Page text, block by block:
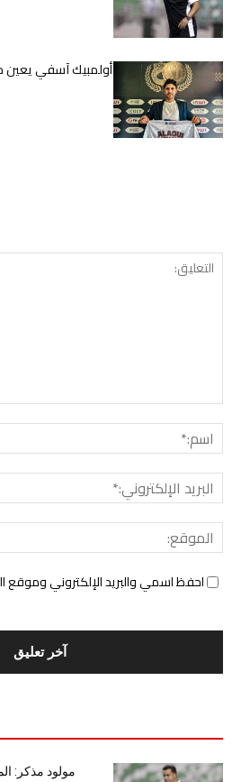
أولمبيك آسفي يعين
احفظ اسمي والبريد الإلكتروني
مولود مذكر: